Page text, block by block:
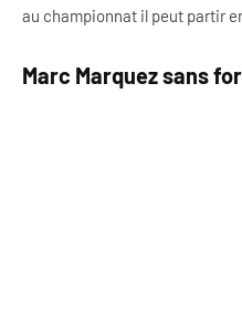
au championnat il peut partir
Marc Marquez sans